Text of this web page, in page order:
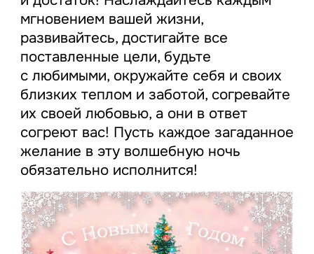
мгновением вашей жизни,
развивайтесь, достигайте все
поставленные цели, будьте
с любимыми, окружайте себя и своих
близких теплом и заботой, согревайте
их своей любовью, а они в ответ
согреют вас! Пусть каждое загаданное
желание в эту волшебную ночь
обязательно исполнится!